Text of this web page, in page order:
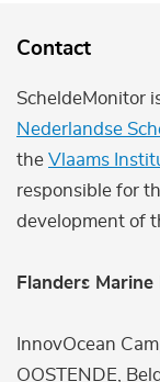
Contact
ScheldeMonitor
Nederlandse
the Vlaams
responsible for
development of
Flanders
InnovOcean
OOSTENDE,